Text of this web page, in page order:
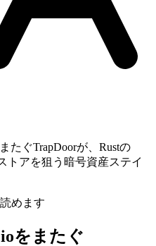
たぐTrapDoorが、Rustの
トアを狙う暗号資産ステイ
めます
をまたぐ